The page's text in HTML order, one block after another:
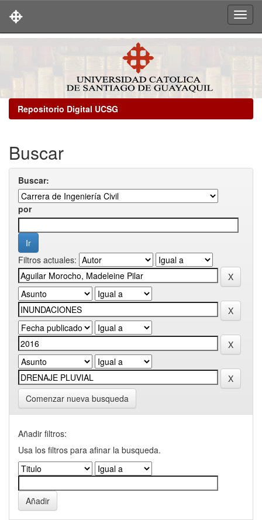
Repositorio Digital UCSG
Buscar
Buscar:
por
Filtros actuales:
Comenzar nueva busqueda
Añadir filtros:
Usa los filtros para afinar la busqueda.